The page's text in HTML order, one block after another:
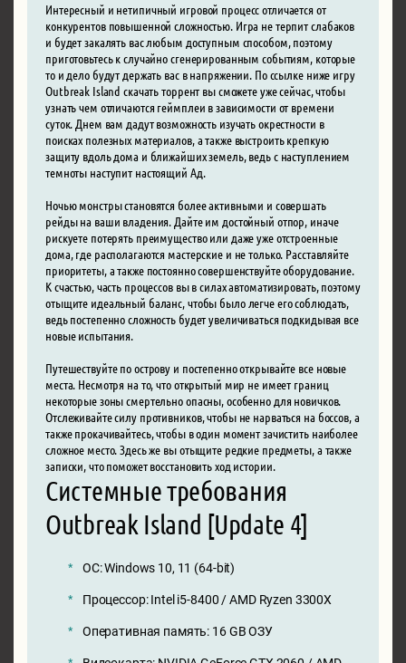
Интересный и нетипичный игровой процесс отличается от
конкурентов повышенной сложностью. Игра не терпит слабаков
и будет закалять вас любым доступным способом, поэтому
приготовьтесь к случайно сгенерированным событиям, которые
то и дело будут держать вас в напряжении. По ссылке ниже игру
Outbreak Island скачать торрент вы сможете уже сейчас, чтобы
узнать чем отличаются геймплеи в зависимости от времени
суток. Днем вам дадут возможность изучать окрестности в
поисках полезных материалов, а также выстроить крепкую
защиту вдоль дома и ближайших земель, ведь с наступлением
темноты наступит настоящий Ад.
Ночью монстры становятся более активными и совершать
рейды на ваши владения. Дайте им достойный отпор, иначе
рискуете потерять преимущество или даже уже отстроенные
дома, где располагаются мастерские и не только. Расставляйте
приоритеты, а также постоянно совершенствуйте оборудование.
К счастью, часть процессов вы в силах автоматизировать, поэтому
отыщите идеальный баланс, чтобы было легче его соблюдать,
ведь постепенно сложность будет увеличиваться подкидывая все
новые испытания.
Путешествуйте по острову и постепенно открывайте все новые
места. Несмотря на то, что открытый мир не имеет границ
некоторые зоны смертельно опасны, особенно для новичков.
Отслеживайте силу противников, чтобы не нарваться на боссов, а
также прокачивайтесь, чтобы в один момент зачистить наиболее
сложное место. Здесь же вы отыщите редкие предметы, а также
записки, что поможет восстановить ход истории.
Системные требования
Outbreak Island [Update 4]
ОС: Windows 10, 11 (64-bit)
Процессор: Intel i5-8400 / AMD Ryzen 3300X
Оперативная память: 16 GB ОЗУ